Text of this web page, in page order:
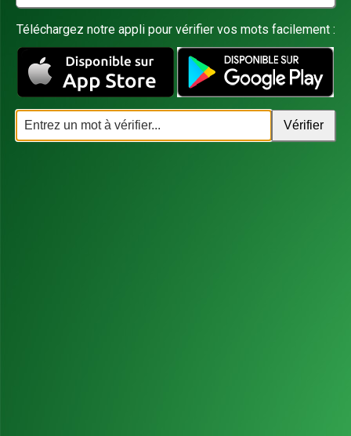
Téléchargez notre appli pour vérifier vos mots facilement :